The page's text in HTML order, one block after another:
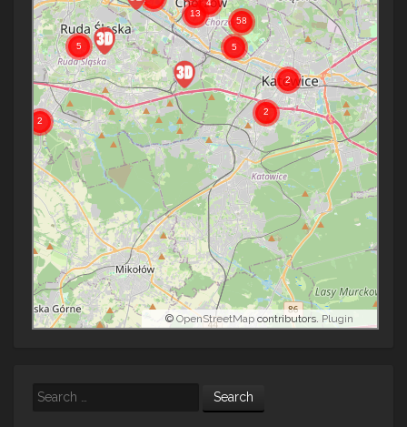
© OpenStreetMap contributors. Plugin
Search